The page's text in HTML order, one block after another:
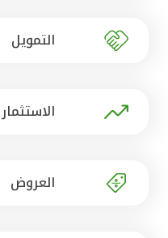
مصر
التمويل
الاستثمار
العروض